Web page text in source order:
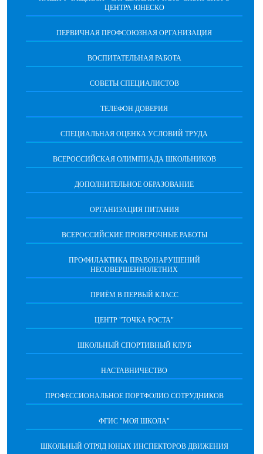
ЦЕНТРА ЮНЕСКО
ПЕРВИЧНАЯ ПРОФСОЮЗНАЯ ОРГАНИЗАЦИЯ
ВОСПИТАТЕЛЬНАЯ РАБОТА
СОВЕТЫ СПЕЦИАЛИСТОВ
ТЕЛЕФОН ДОВЕРИЯ
СПЕЦИАЛЬНАЯ ОЦЕНКА УСЛОВИЙ ТРУДА
ВСЕРОССИЙСКАЯ ОЛИМПИАДА ШКОЛЬНИКОВ
ДОПОЛНИТЕЛЬНОЕ ОБРАЗОВАНИЕ
ОРГАНИЗАЦИЯ ПИТАНИЯ
ВСЕРОССИЙСКИЕ ПРОВЕРОЧНЫЕ РАБОТЫ
ПРОФИЛАКТИКА ПРАВОНАРУШЕНИЙ
НЕСОВЕРШЕННОЛЕТНИХ
ПРИЁМ В ПЕРВЫЙ КЛАСС
ЦЕНТР "ТОЧКА РОСТА"
ШКОЛЬНЫЙ СПОРТИВНЫЙ КЛУБ
НАСТАВНИЧЕСТВО
ПРОФЕССИОНАЛЬНОЕ ПОРТФОЛИО СОТРУДНИКОВ
ФГИС "МОЯ ШКОЛА"
ШКОЛЬНЫЙ ОТРЯД ЮНЫХ ИНСПЕКТОРОВ ДВИЖЕНИЯ